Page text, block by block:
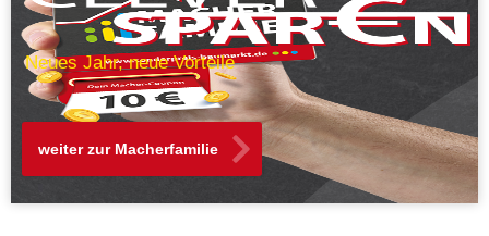
Neues Jahr, neue Vorteile
weiter zur Macherfamilie